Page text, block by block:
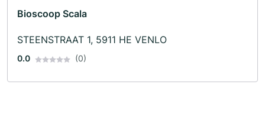
Bioscoop Scala
STEENSTRAAT 1, 5911 HE VENLO
0.0 (0)